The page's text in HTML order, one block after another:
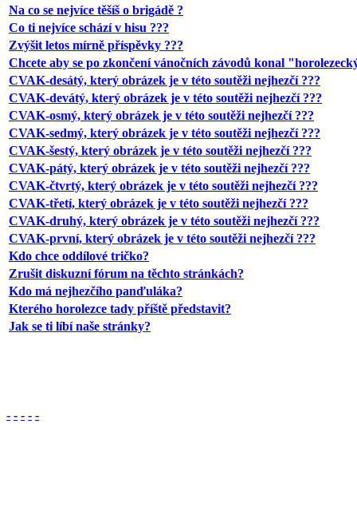
Na co se nejvíce těšíš o brigádě ?
Co ti nejvíce schází v hisu ???
Zvýšit letos mírně příspěvky ???
Chcete aby se po zkončení vánočních závodů konal
CVAK-desátý, který obrázek je v této soutěži nejhezčí ???
CVAK-devátý, který obrázek je v této soutěži nejhezčí ???
CVAK-osmý, který obrázek je v této soutěži nejhezčí ???
CVAK-sedmý, který obrázek je v této soutěži nejhezčí ???
CVAK-šestý, který obrázek je v této soutěži nejhezčí ???
CVAK-pátý, který obrázek je v této soutěži nejhezčí ???
CVAK-čtvrtý, který obrázek je v této soutěži nejhezčí ???
CVAK-třetí, který obrázek je v této soutěži nejhezčí ???
CVAK-druhý, který obrázek je v této soutěži nejhezčí ???
CVAK-první, který obrázek je v této soutěži nejhezčí ???
Kdo chce oddílové tričko?
Zrušit diskuzní fórum na těchto stránkách?
Kdo má nejhezčího panďuláka?
Kterého horolezce tady příště představit?
Jak se ti líbí naše stránky?
- - - - -